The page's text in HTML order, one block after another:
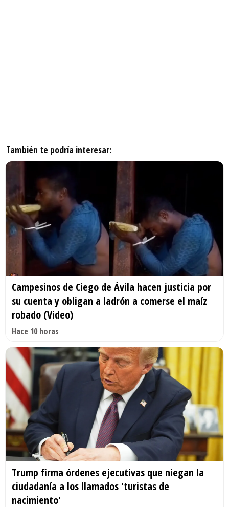
También te podría interesar:
Campesinos de Ciego de Ávila hacen justicia por
su cuenta y obligan a ladrón a comerse el maíz
robado (Video)
Hace 10 horas
Trump firma órdenes ejecutivas que niegan la
ciudadanía a los llamados 'turistas de
nacimiento'